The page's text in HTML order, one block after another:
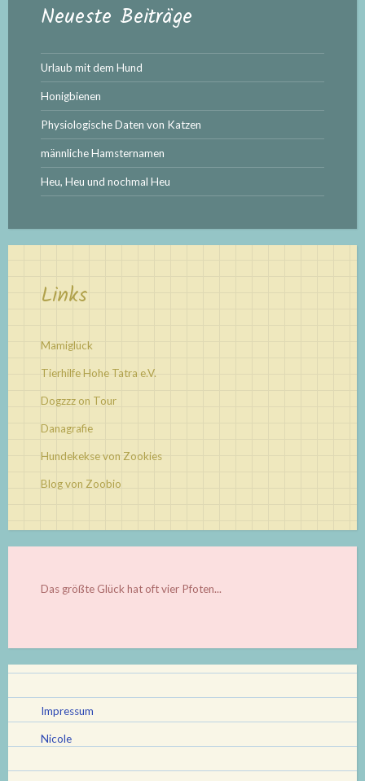
Neueste Beiträge
Urlaub mit dem Hund
Honigbienen
Physiologische Daten von Katzen
männliche Hamsternamen
Heu, Heu und nochmal Heu
Links
Mamiglück
Tierhilfe Hohe Tatra e.V.
Dogzzz on Tour
Danagrafie
Hundekekse von Zookies
Blog von Zoobio
Das größte Glück hat oft vier Pfoten...
Impressum
Nicole